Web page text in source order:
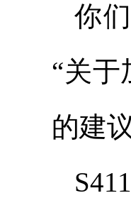
你
“关于
的建